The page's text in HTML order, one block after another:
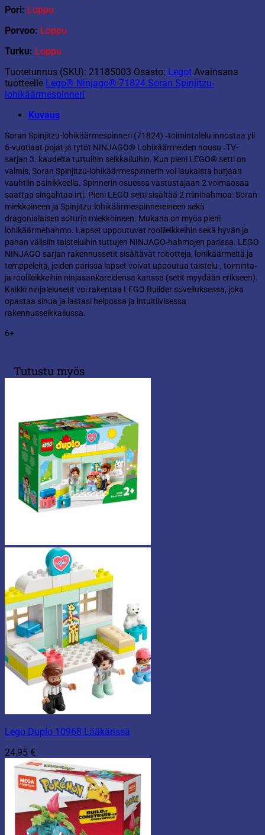
Pori: Loppu
Porvoo: Loppu
Turku: Loppu
Tuotetunnus (SKU): 21185003 Osasto: Legot Avainsana
tuotteelle Lego® Ninjago® 71824 Soran Spinjitzu-
lohikäärmespinneri
Kuvaus
Soran Spinjitzu-lohikäärmespinneri (71824) ‑toimintalelu innostaa yli
6-vuotiaat pojat ja tytöt NINJAGO® Lohikäärmeiden nousu ‑TV-
sarjan 3. kaudelta tuttuihin seikkailuihin. Kun pieni LEGO® setti on
valmis, Soran Spinjitzu-lohikäärmespinnerin voi laukaista hurjaan
vauhtiin painikkeella. Spinnerin osuessa vastustajaan 2 voimaosaa
saattaa singahtaa irti. Pieni LEGO setti sisältää 2 minihahmoa: Soran
miekkoineen ja Spinjitzu-lohikäärmespinnereineen sekä
dragonialaisen soturin miekkoineen. Mukana on myös pieni
lohikäärmehahmo. Lapset uppoutuvat roolileikkeihin sekä hyvän ja
pahan välisiin taisteluihin tuttujen NINJAGO-hahmojen parissa. LEGO
NINJAGO sarjan rakennussetit sisältävät robotteja, lohikäärmeitä ja
temppeleitä, joiden parissa lapset voivat uppoutua taistelu-, toiminta‑
ja roolileikkeihin ninjasankareidensa kanssa (setit myydään erikseen).
Kaikki ninjalelusetit voi rakentaa LEGO Builder sovelluksessa, joka
opastaa sinua ja lastasi helpossa ja intuitiivisessa
rakennusseikkailussa.
6+
Tutustu myös
Lego Duplo 10968 Lääkärissä
24,95 €